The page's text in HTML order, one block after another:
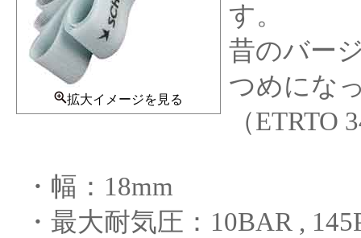
拡大イメージを見る
す。
昔のバー
つめにな
（
・幅：18mm
・最大耐気圧：10BAR ,